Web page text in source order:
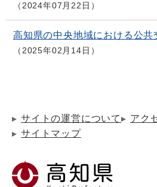
2024年07月22日
高知県の中央地域における公共
2025年02月14日
サイトの運営について
アク
サイトマップ